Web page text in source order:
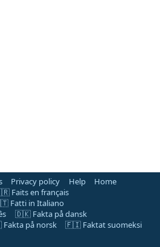
Privacy policy Help
Home
Faits en français
Fatti in Italiano
🇩🇰 Fakta på dansk
på norsk
🇫🇮 Faktat suomeksi